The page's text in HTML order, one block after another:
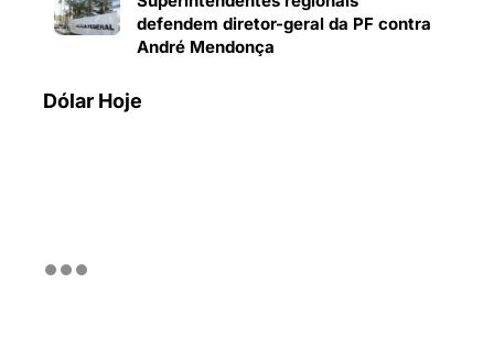
defendem diretor-geral da PF contra
André Mendonça
Dólar Hoje